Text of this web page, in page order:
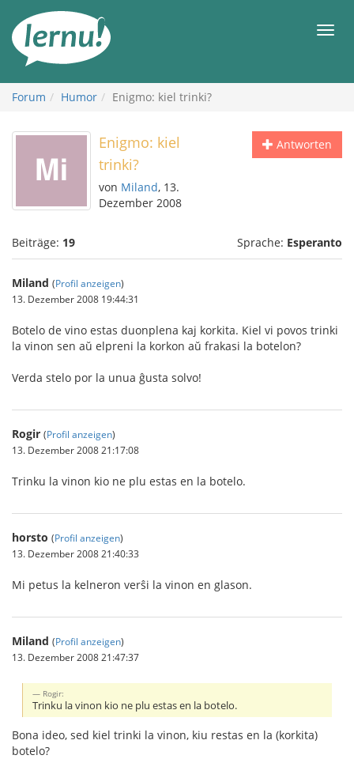
Inhalt
Forum Humor Enigmo: kiel trinki?
Antworten
Enigmo: kiel
trinki?
von Miland, 13.
Dezember 2008
Beiträge: 19 Sprache: Esperanto
Miland (Profil anzeigen)
13. Dezember 2008 19:44:31
Botelo de vino estas duonplena kaj korkita. Kiel vi povos trinki
la vinon sen aŭ elpreni la korkon aŭ frakasi la botelon?
Verda stelo por la unua ĝusta solvo!
Rogir (Profil anzeigen)
13. Dezember 2008 21:17:08
Trinku la vinon kio ne plu estas en la botelo.
horsto (Profil anzeigen)
13. Dezember 2008 21:40:33
Mi petus la kelneron verŝi la vinon en glason.
Miland (Profil anzeigen)
13. Dezember 2008 21:47:37
Rogir:
Trinku la vinon kio ne plu estas en la botelo.
Bona ideo, sed kiel trinki la vinon, kiu restas en la (korkita)
botelo?